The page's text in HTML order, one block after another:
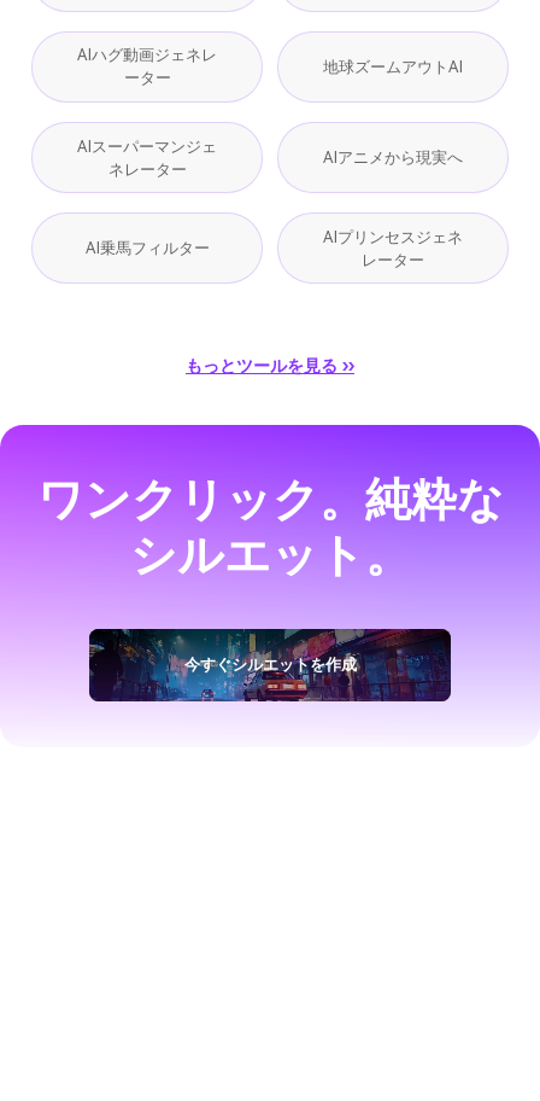
AIハグ動画ジェネレ
ーター
地球ズームアウトAI
AIスーパーマンジェ
ネレーター
AIアニメから現実へ
AI乗馬フィルター
AIプリンセスジェネ
レーター
もっとツールを見る ››
ワンクリック。純粋な
シルエット。
今すぐシルエットを作成